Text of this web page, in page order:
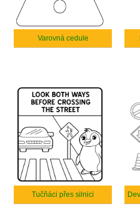
Varovná cedule
Tučňáci přes silnici